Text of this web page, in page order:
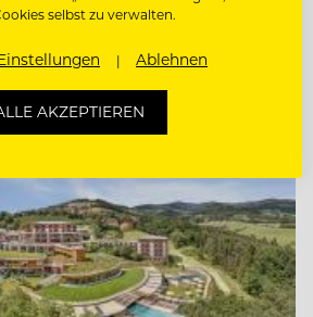
selbst zu verwalten.
Ablehnen
AKZEPTIEREN